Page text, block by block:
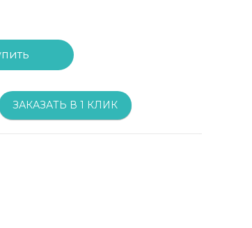
ЗАКАЗАТЬ В 1 КЛИК